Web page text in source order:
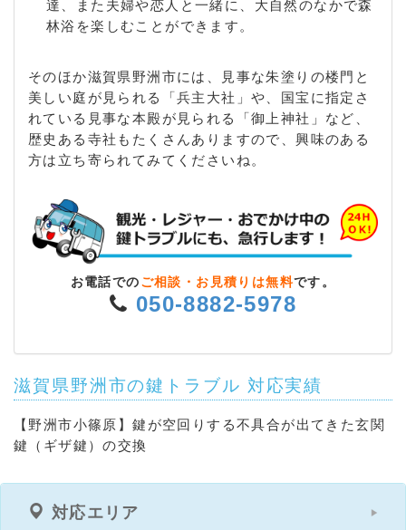
達、また夫婦や恋人と一緒に、大自然のなかで森
林浴を楽しむことができます。
そのほか滋賀県野洲市には、見事な朱塗りの楼門と
美しい庭が見られる「兵主大社」や、国宝に指定さ
れている見事な本殿が見られる「御上神社」など、
歴史ある寺社もたくさんありますので、興味のある
方は立ち寄られてみてくださいね。
お電話での ご相談・お見積りは無料です。
050-8882-5978
滋賀県野洲市の鍵トラブル 対応実績
【野洲市小篠原】鍵が空回りする不具合が出てきた玄関
鍵（ギザ鍵）の交換
対応エリア